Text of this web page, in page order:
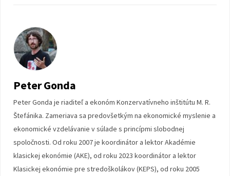
Peter Gonda
Peter Gonda je riaditeľ a ekonóm Konzervatívneho inštitútu M. R.
Štefánika. Zameriava sa predovšetkým na ekonomické myslenie a
ekonomické vzdelávanie v súlade s princípmi slobodnej
spoločnosti. Od roku 2007 je koordinátor a lektor Akadémie
klasickej ekonómie (AKE), od roku 2023 koordinátor a lektor
Klasickej ekonómie pre stredoškolákov (KEPS), od roku 2005